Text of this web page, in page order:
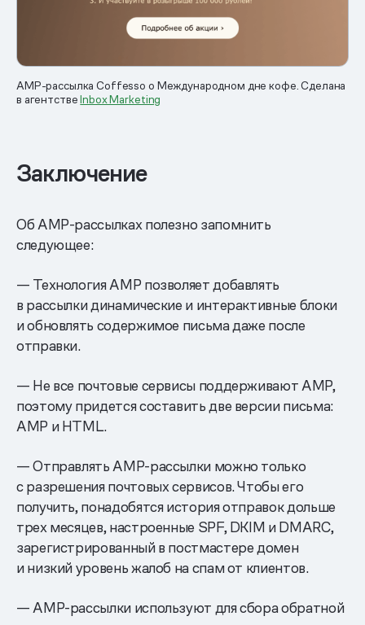
AMP-рассылка Coffesso о Международном дне кофе. Сделана
в агентствеInbox Marketing
Заключение
Об AMP-рассылках полезно запомнить
следующее:
— Технология AMP позволяет добавлять
в рассылки динамические и интерактивные блоки
и обновлять содержимое письма даже после
отправки.
— Не все почтовые сервисы поддерживают AMP,
поэтому придется составить две версии письма:
AMP и HTML.
— Отправлять AMP-рассылки можно только
с разрешения почтовых сервисов. Чтобы его
получить, понадобятся история отправок дольше
трех месяцев, настроенные SPF, DKIM и DMARC,
зарегистрированный в постмастере домен
и низкий уровень жалоб на спам от клиентов.
— AMP-рассылки используют для сбора обратной